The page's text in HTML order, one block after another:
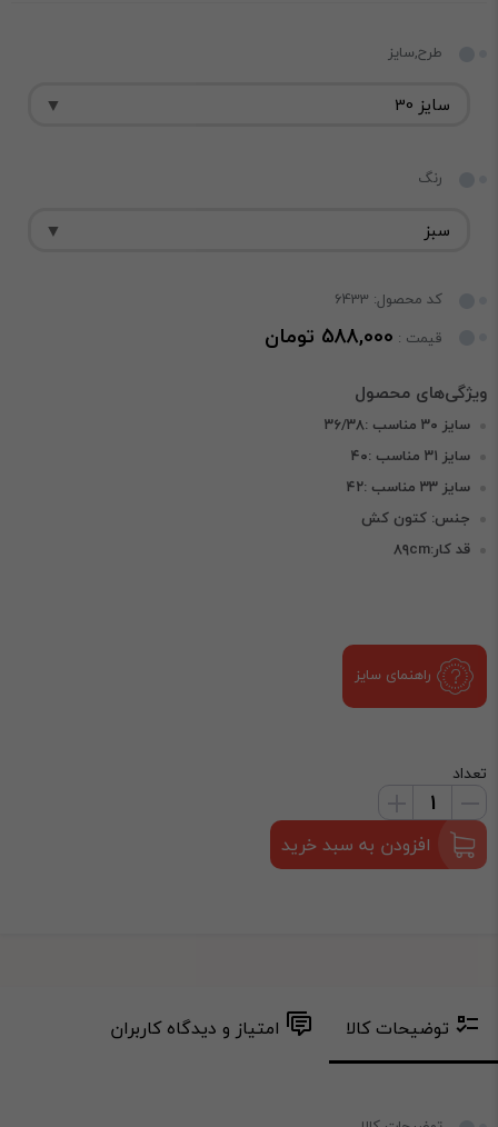
طرح,سایز
رنگ
کد محصول: 6433
قیمت : 588,000 تومان
سایز ۳۰ مناسب :۳۶/۳۸
سایز ۳۱ مناسب :۴۰
سایز ۳۳ مناسب :۴۲
جنس: کتون کش
قد کار:۸۹cm
راهنمای سایز
تعداد
افزودن به سبد خرید
توضیحات کالا امتیاز و دیدگاه کاربران